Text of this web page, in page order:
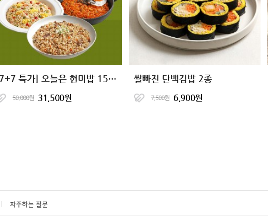
[7+7 특가] 오늘은 현미밥 15종 골라담기
50,000원 31,500원
쌀빠진 단백김밥 2종
7,500원 6,900원
자주하는 질문